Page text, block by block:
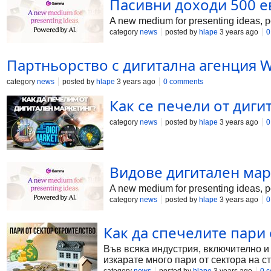
Пасивни доходи 500
A new medium for presenting ideas,
category news posted by hlape 3 years ago
Партньорство с дигитална агенция
category news posted by hlape 3 years ago 0 comments
Как се печели от
category news posted by hlape 3 years ago
Видове дигитален
A new medium for presenting ideas,
category news posted by hlape 3 years ago
Как да спечелите
Във всяка индустрия, включително
изкарате много пари от сектора на